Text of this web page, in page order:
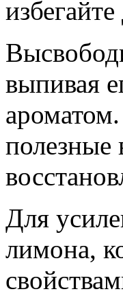
выпивая
полезные
Для
лимона,